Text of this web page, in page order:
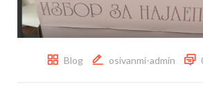
Blog osivanmi-admin